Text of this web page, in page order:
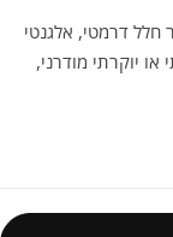
חלל דרמטי, אלגנטי
או יוקרתי מודרני,